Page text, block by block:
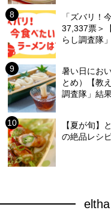
「ズバリ！
37,337票＞
らし調査隊
暑い日にお
とめ）【教
調査隊」結
【夏が旬】
の絶品レシ